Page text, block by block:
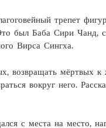
трепет
был Баба Сири
Вирса Сингха.
возвращать мёртвых
вокруг него.
с места на место,